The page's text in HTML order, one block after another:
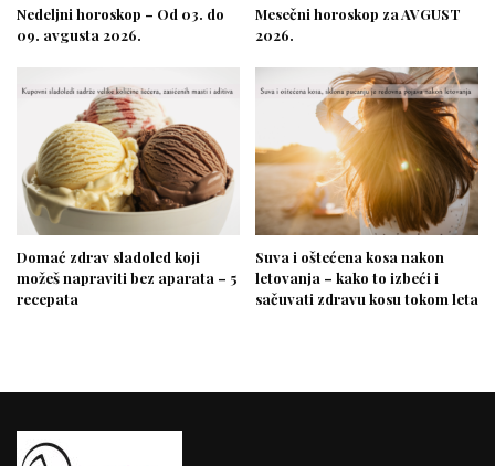
Nedeljni horoskop – Od 03. do
09. avgusta 2026.
Mesečni horoskop za AVGUST
2026.
Domać zdrav sladoled koji
možeš napraviti bez aparata – 5
recepata
Suva i oštećena kosa nakon
letovanja – kako to izbeći i
sačuvati zdravu kosu tokom leta